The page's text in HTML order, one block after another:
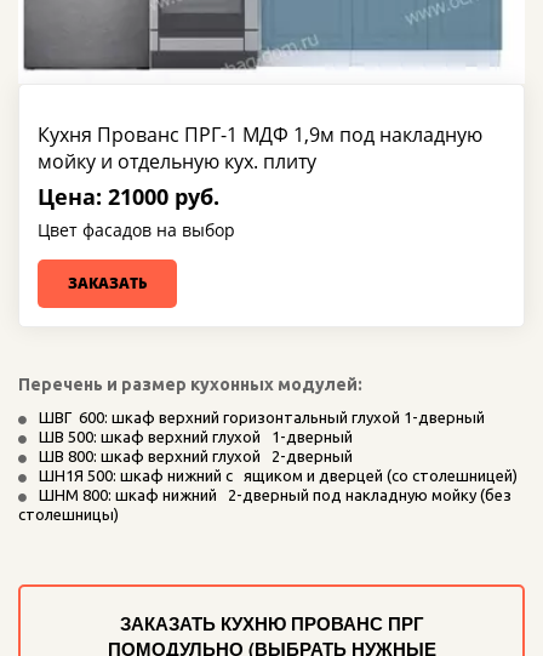
Кухня Прованс ПРГ-1 МДФ 1,9м под накладную
мойку и отдельную кух. плиту
Цена: 21000 руб.
Цвет фасадов на выбор
ЗАКАЗАТЬ
Перечень и размер кухонных модулей:
ШВГ  600: шкаф верхний горизонтальный глухой 1-дверный
ШВ 500: шкаф верхний глухой   1-дверный
ШВ 800: шкаф верхний глухой   2-дверный
ШН1Я 500: шкаф нижний с   ящиком и дверцей (со столешницей)
ШНМ 800: шкаф нижний   2-дверный под накладную мойку (без
столешницы)
ЗАКАЗАТЬ КУХНЮ ПРОВАНС ПРГ
ПОМОДУЛЬНО (ВЫБРАТЬ НУЖНЫЕ